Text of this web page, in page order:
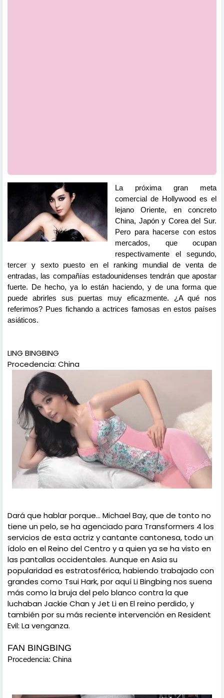
La próxima gran meta
comercial de Hollywood es el
lejanoOriente, en concreto
China, Japón y Corea del Sur.
Pero para hacerse con estos
mercados, que ocupan
respectivamente el segundo,
tercer y sexto puesto en el ranking mundial de venta de
entradas, las compañías estadounidenses tendrán que apostar
fuerte. De hecho, ya lo están haciendo, y de una forma que
puede abrirles sus puertas muy eficazmente. ¿A qué nos
referimos? Pues fichando a actrices famosas en estos países
asiáticos.
LING BINGBING
Procedencia: China
Dará que hablar porque... Michael Bay, que de tonto no
tiene un pelo, se ha agenciado para Transformers 4 los
servicios de esta actriz y cantante cantonesa, todo un
ídolo en el Reino del Centro y a quien ya se ha visto en
las pantallas occidentales. Aunque en Asia su
popularidad es estratosférica, habiendo trabajado con
grandes como Tsui Hark, por aquí Li Bingbing nos suena
más como la bruja del pelo blanco contra la que
luchaban Jackie Chan y Jet Li en El reino perdido, y
también por su más reciente intervención en Resident
Evil: La venganza.
FAN BINGBING
Procedencia: China